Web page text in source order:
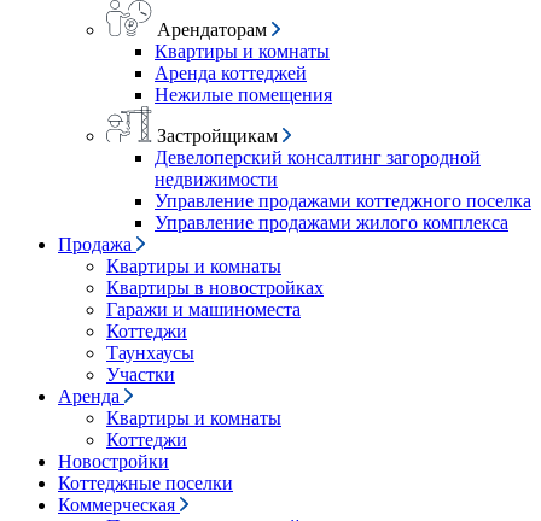
Арендаторам
Квартиры и комнаты
Аренда коттеджей
Нежилые помещения
Застройщикам
Девелоперский консалтинг загородной
недвижимости
Управление продажами коттеджного поселка
Управление продажами жилого комплекса
Продажа
Квартиры и комнаты
Квартиры в новостройках
Гаражи и машиноместа
Коттеджи
Таунхаусы
Участки
Аренда
Квартиры и комнаты
Коттеджи
Новостройки
Коттеджные поселки
Коммерческая